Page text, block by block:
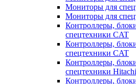
Мониторы для
Мониторы для
Контроллеры,
спецтехники CAT
Контроллеры,
спецтехники CAT
Контроллеры,
спецтехники Hitachi
Контроллеры,